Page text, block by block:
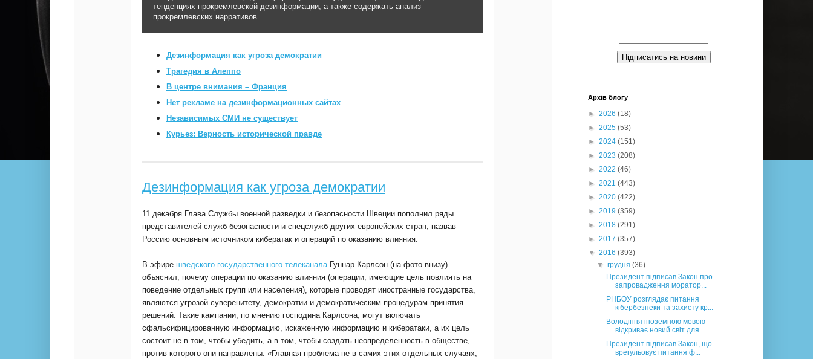
тенденциях прокремлевской дезинформации, а также содержать анализ
прокремлевских нарративов.
Дезинформация как угроза демократии
Tрагедия в Алеппо
В центре внимания – Франция
Нет рекламе на дезинформационных сайтах
Независимых СМИ не существует
Курьез: Верность исторической правде
Дезинформация как угроза демократии
11 декабря Глава Службы военной разведки и безопасности Швеции пополнил ряды
представителей служб безопасности и спецслужб других европейских стран, назвав
Россию основным источником кибератак и операций по оказанию влияния.
В эфире шведского государственного телеканалаГуннар Карлсон (на фото внизу)
объяснил, почему операции по оказанию влияния (операции, имеющие цель повлиять на
поведение отдельных групп или населения), которые проводят иностранные государства,
являются угрозой суверенитету, демократии и демократическим процедурам принятия
решений. Такие кампании, по мнению господина Карлсона, могут включать
сфальсифицированную информацию, искаженную информацию и кибератаки, а их цель
состоит не в том, чтобы убедить, а в том, чтобы создать неопределенность в обществе,
против которого они направлены. «Главная проблема не в самих этих отдельных случаях,
Архів блогу
► 2026 (18)
► 2025 (53)
► 2024 (151)
► 2023 (208)
► 2022 (46)
► 2021 (443)
► 2020 (422)
► 2019 (359)
► 2018 (291)
► 2017 (357)
▼ 2016 (393)
▼грудня(36)
Президент підписав Закон про
запровадження моратор...
РНБОУ розглядає питання
кібербезпеки та захисту кр...
Володіння іноземною мовою
відкриває новий світ для...
Президент підписав Закон, що
врегульовує питання ф...